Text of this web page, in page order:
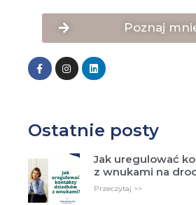
Poznaj
Ostatnie posty
Jak uregulować
z wnukami na
Przeczytaj >>